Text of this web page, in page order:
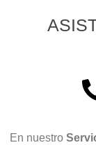
En nuestro